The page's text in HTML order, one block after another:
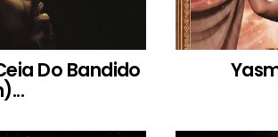
Do Bandido